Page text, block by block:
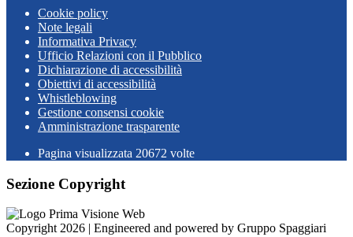
Cookie policy
Note legali
Informativa Privacy
Ufficio Relazioni con il Pubblico
Dichiarazione di accessibilità
Obiettivi di accessibilità
Whistleblowing
Gestione consensi cookie
Amministrazione trasparente
Pagina visualizzata 20672 volte
Sezione Copyright
Copyright 2026 | Engineered and powered by Gruppo Spaggiari